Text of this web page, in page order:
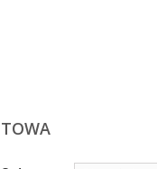
TOWA